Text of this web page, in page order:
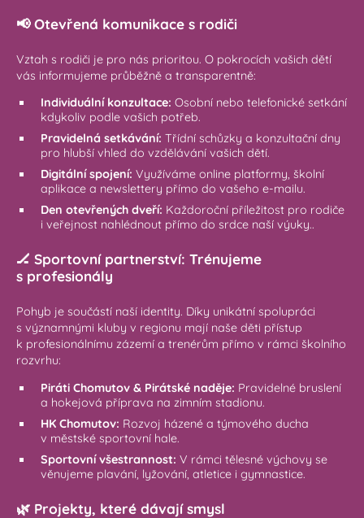
📢 Otevřená komunikace s rodiči
Vztah s rodiči je pro nás prioritou. O pokrocích vašich dětí
vás informujeme průběžně a transparentně:
Individuální konzultace: Osobní nebo telefonické setkání
kdykoliv podle vašich potřeb.
Pravidelná setkávání: Třídní schůzky a konzultační dny
pro hlubší vhled do vzdělávání vašich dětí.
Digitální spojení: Využíváme online platformy, školní
aplikace a newslettery přímo do vašeho e-mailu.
Den otevřených dveří: Každoroční příležitost pro rodiče
i veřejnost nahlédnout přímo do srdce naší výuky..
🏒 Sportovní partnerství: Trénujeme
s profesionály
Pohyb je součástí naší identity. Díky unikátní spolupráci
s významnými kluby v regionu mají naše děti přístup
k profesionálnímu zázemí a trenérům přímo v rámci školního
rozvrhu:
Piráti Chomutov & Pirátské naděje: Pravidelné bruslení
a hokejová příprava na zimním stadionu.
HK Chomutov: Rozvoj házené a týmového ducha
v městské sportovní hale.
Sportovní všestrannost: V rámci tělesné výchovy se
věnujeme plavání, lyžování, atletice i gymnastice.
🌿 Projekty, které dávají smysl